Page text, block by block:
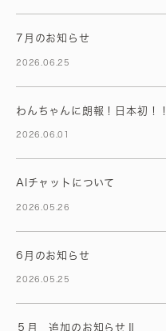
7月のお知らせ
2026.06.25
わんちゃんに朗報！日本初！！
2026.06.01
AIチャットについて
2026.05.26
6月のお知らせ
2026.05.25
５月 追加のお知らせⅡ